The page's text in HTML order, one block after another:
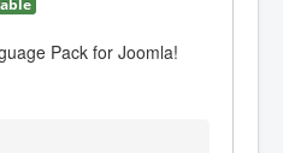
Pack for Joomla!